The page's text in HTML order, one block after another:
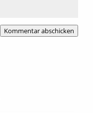
Kommentar abschicken